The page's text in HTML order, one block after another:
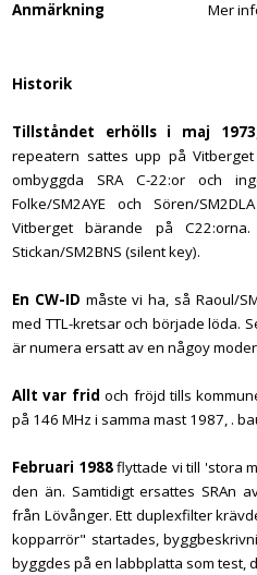
Anmärkning Mer
Historik
Tillståndet erhölls i maj 1973
repeatern sattes upp på
ombyggda SRA C-22:or och
Folke/SM2AYE och Sören/
Vitberget bärande på
Stickan/SM2BNS (silent key).
En CW-ID måste vi ha, så Raoul/
med TTL-kretsar och började löda.
är numera ersatt av en någoy
Allt var frid och fröjd tills
på 146 MHz i samma mast 1987, .
Februari 1988flyttade vi till 'stora
den än. Samtidigt ersattes SRAn
från Lövånger. Ett duplexfilter
kopparrör" startades,
byggdes på en labbplatta som test,